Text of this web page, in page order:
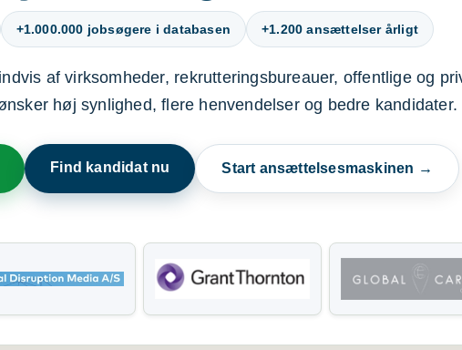
+1.000.000 jobsøgere i databasen +1.200 ansættelser årligt
af virksomheder, rekrutteringsbureauer, offentlige og
høj synlighed, flere henvendelser og bedre kandidater.
Find kandidat nu Start ansættelsesmaskinen →